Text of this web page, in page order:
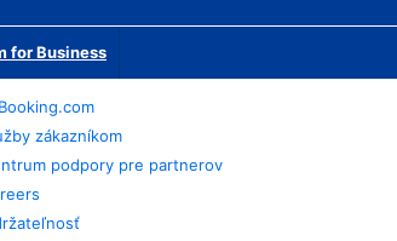
for Business
zákazníkom
podpory pre partnerov